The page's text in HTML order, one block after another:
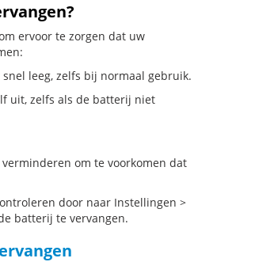
ervoor te zorgen dat uw
snel leeg, zelfs bij normaal gebruik.
uit, zelfs als de batterij niet
verminderen om te voorkomen dat
door naar Instellingen >
batterij te vervangen.